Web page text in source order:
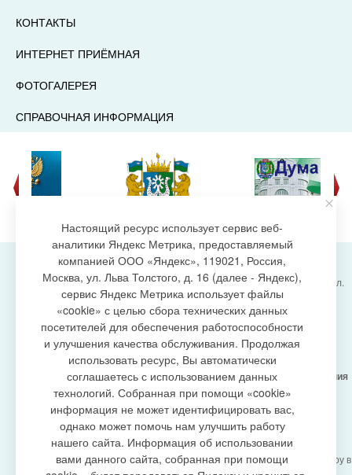
КОНТАКТЫ
ИНТЕРНЕТ ПРИЁМНАЯ
ФОТОГАЛЕРЕЯ
СПРАВОЧНАЯ ИНФОРМАЦИЯ
создание сайта
Администрация городского поселения Излучинск, ул.
Энергетиков, 6, пгт. Излучинск, Нижневартовский
район,
Ханты-Мансийский автономный округ-Югра
(Тюменская область), 628634
Сетевое изданиеhttps://www.gp-izluchinsk.ru
16+
Учредитель -Администрация городского поселения
Излучинск
Главный редактор - Бурич Денис Ярославович
Телефон/факс: (3466) 28-13-77 , e-mail:
admizl@rambler.ru
Сетевое изданиеhttps://www.gp-izluchinsk.ru
зарегистрировано Федеральной службой по надзору в
Настоящий ресурс использует сервис веб-
аналитики Яндекс Метрика, предоставляемый
компанией ООО «Яндекс», 119021, Россия,
Москва, ул. Льва Толстого, д. 16 (далее - Яндекс),
сервис Яндекс Метрика использует файлы
«cookie» с целью сбора технических данных
посетителей для обеспечения работоспособности
и улучшения качества обслуживания. Продолжая
использовать ресурс, Вы автоматически
соглашаетесь с использованием данных
технологий. Собранная при помощи «cookie»
информация не может идентифицировать вас,
однако может помочь нам улучшить работу
нашего сайта. Информация об использовании
вами данного сайта, собранная при помощи